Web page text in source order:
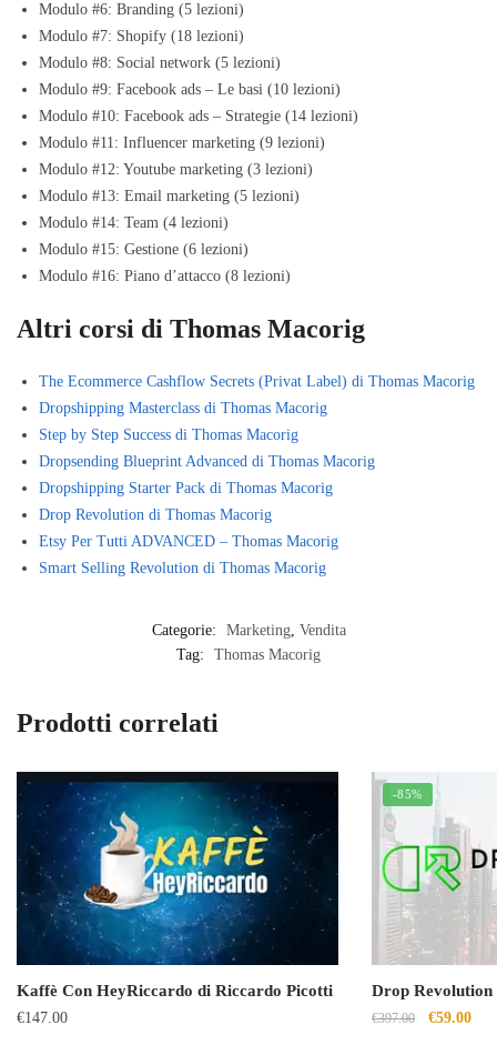
​Modulo #6: Branding (5 lezioni)
​Modulo #7: Shopify (18 lezioni)
​Modulo #8: Social network (5 lezioni)
​Modulo #9: Facebook ads – Le basi (10 lezioni)
​Modulo #10: Facebook ads – Strategie (14 lezioni)
​Modulo #11: Influencer marketing (9 lezioni)
​Modulo #12: Youtube marketing (3 lezioni)
​Modulo #13: Email marketing (5 lezioni)
​Modulo #14: Team (4 lezioni)
​Modulo #15: Gestione (6 lezioni)
​Modulo #16: Piano d’attacco (8 lezioni)
Altri corsi di Thomas Macorig
The Ecommerce Cashflow Secrets (Privat Label) di Thomas Macorig
Dropshipping Masterclass di Thomas Macorig
Step by Step Success di Thomas Macorig
Dropsending Blueprint Advanced di Thomas Macorig
Dropshipping Starter Pack di Thomas Macorig
Drop Revolution di Thomas Macorig
Etsy Per Tutti ADVANCED – Thomas Macorig
Smart Selling Revolution di Thomas Macorig
Categorie: Marketing, Vendita
Tag:
Thomas Macorig
Prodotti correlati
Kaffè Con HeyRiccardo di Riccardo Picotti
€147.00
-85%
Drop
€397.00
Il
€59.00Il